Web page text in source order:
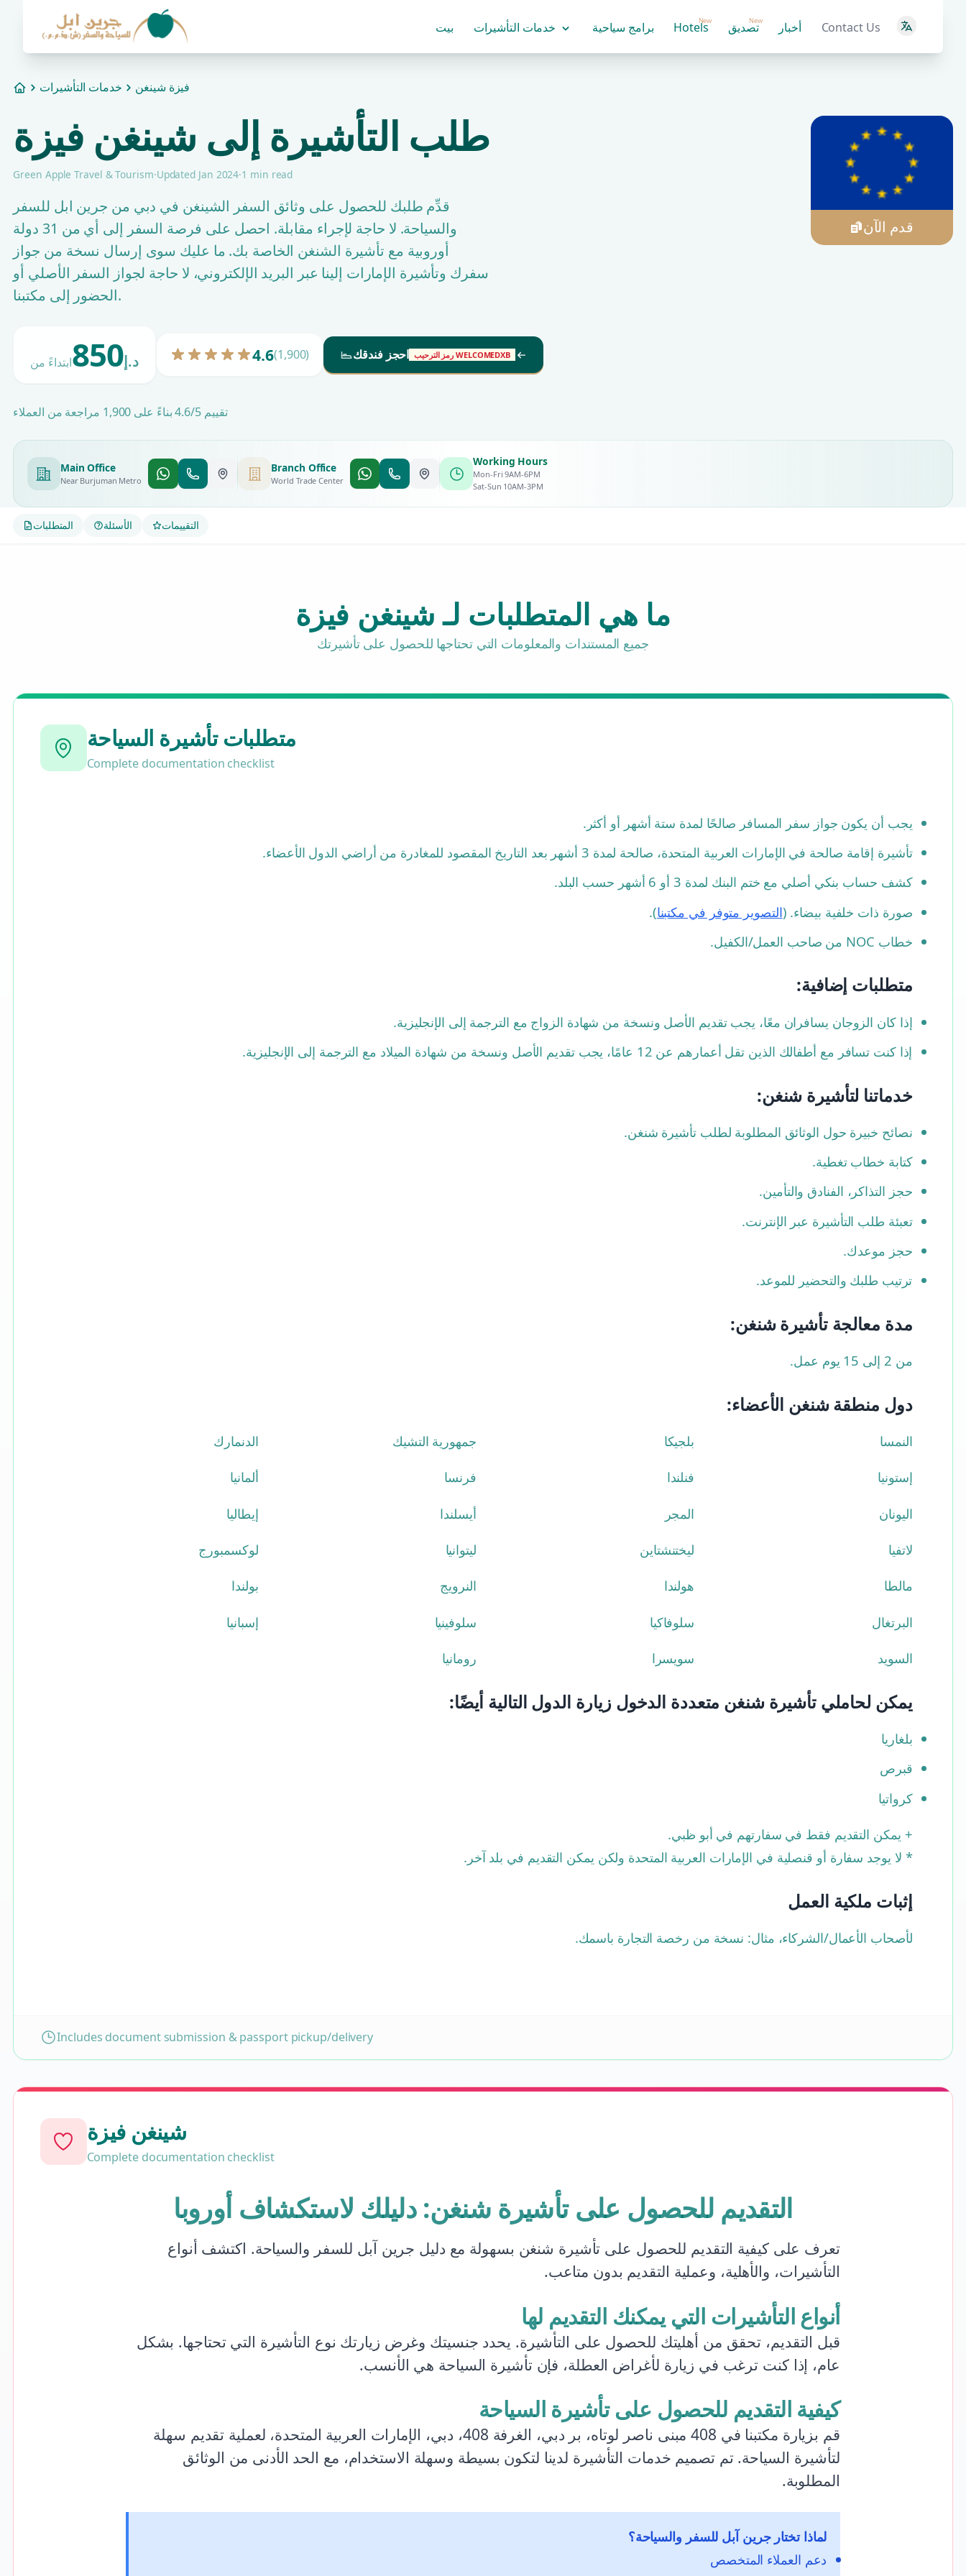
بيت خدمات التأشيرات برامج سياحية Hotels
New تصديق
New أخبار Contact Us
Homeخدمات التأشيرات فيزة شينغن
طلب التأشيرة إلى شينغن فيزة
Green Apple Travel & Tourism·Updated Jan 2024·1 min read
قدِّم طلبك للحصول على وثائق السفر الشينغن في دبي من جرين ابل للسفر
والسياحة. لا حاجة لإجراء مقابلة. احصل على فرصة السفر إلى أي من 31 دولة
أوروبية مع تأشيرة الشنغن الخاصة بك. ما عليك سوى إرسال نسخة من جواز
سفرك وتأشيرة الإمارات إلينا عبر البريد الإلكتروني، لا حاجة لجواز السفر الأصلي أو
الحضور إلى مكتبنا.
ابتداءً من850د.إ 4.6(1,900) احجز فندقك رمز الترحيب WELCOMEDXB
قدم الآن
تقييم 4.6/5 بناءً على 1,900 مراجعة من العملاء
Main Office
Near Burjuman Metro
Branch Office
World Trade Center
Working Hours
Mon-Fri 9AM-6PM
Sat-Sun 10AM-3PM
المتطلبات الأسئلة التقييمات
ما هي المتطلبات لـ شينغن فيزة
جميع المستندات والمعلومات التي تحتاجها للحصول على تأشيرتك
متطلبات تأشيرة السياحة
Complete documentation checklist
يجب أن يكون جواز سفر المسافر صالحًا لمدة ستة أشهر أو أكثر.
تأشيرة إقامة صالحة في الإمارات العربية المتحدة، صالحة لمدة 3 أشهر بعد التاريخ المقصود للمغادرة من أراضي الدول الأعضاء.
كشف حساب بنكي أصلي مع ختم البنك لمدة 3 أو 6 أشهر حسب البلد.
صورة ذات خلفية بيضاء. (التصوير متوفر في مكتبنا).
خطاب NOC من صاحب العمل/الكفيل.
متطلبات إضافية:
إذا كان الزوجان يسافران معًا، يجب تقديم الأصل ونسخة من شهادة الزواج مع الترجمة إلى الإنجليزية.
إذا كنت تسافر مع أطفالك الذين تقل أعمارهم عن 12 عامًا، يجب تقديم الأصل ونسخة من شهادة الميلاد مع الترجمة إلى الإنجليزية.
خدماتنا لتأشيرة شنغن:
نصائح خبيرة حول الوثائق المطلوبة لطلب تأشيرة شنغن.
كتابة خطاب تغطية.
حجز التذاكر، الفنادق والتأمين.
تعبئة طلب التأشيرة عبر الإنترنت.
حجز موعدك.
ترتيب طلبك والتحضير للموعد.
مدة معالجة تأشيرة شنغن:
من 2 إلى 15 يوم عمل.
دول منطقة شنغن الأعضاء:
النمسا بلجيكا جمهورية التشيك الدنمارك
إستونيا فنلندا فرنسا ألمانيا
اليونان المجر أيسلندا إيطاليا
لاتفيا ليختنشتاين ليتوانيا لوكسمبورج
مالطا هولندا النرويج بولندا
البرتغال سلوفاكيا سلوفينيا إسبانيا
السويد سويسرا رومانيا
يمكن لحاملي تأشيرة شنغن متعددة الدخول زيارة الدول التالية أيضًا:
بلغاريا
قبرص
كرواتيا
+ يمكن التقديم فقط في سفارتهم في أبو ظبي.
* لا يوجد سفارة أو قنصلية في الإمارات العربية المتحدة ولكن يمكن التقديم في بلد آخر.
إثبات ملكية العمل
لأصحاب الأعمال/الشركاء، مثال: نسخة من رخصة التجارة باسمك.
Includes document submission & passport pickup/delivery
شينغن فيزة
Complete documentation checklist
التقديم للحصول على تأشيرة شنغن: دليلك لاستكشاف أوروبا
تعرف على كيفية التقديم للحصول على تأشيرة شنغن بسهولة مع دليل جرين آبل للسفر والسياحة. اكتشف أنواع
التأشيرات، والأهلية، وعملية التقديم بدون متاعب.
أنواع التأشيرات التي يمكنك التقديم لها
قبل التقديم، تحقق من أهليتك للحصول على التأشيرة. يحدد جنسيتك وغرض زيارتك نوع التأشيرة التي تحتاجها. بشكل
عام، إذا كنت ترغب في زيارة لأغراض العطلة، فإن تأشيرة السياحة هي الأنسب.
كيفية التقديم للحصول على تأشيرة السياحة
قم بزيارة مكتبنا في 408 مبنى ناصر لوتاه، بر دبي، الغرفة 408، دبي، الإمارات العربية المتحدة، لعملية تقديم سهلة
لتأشيرة السياحة. تم تصميم خدمات التأشيرة لدينا لتكون بسيطة وسهلة الاستخدام، مع الحد الأدنى من الوثائق
المطلوبة.
لماذا تختار جرين آبل للسفر والسياحة؟
دعم العملاء المتخصص